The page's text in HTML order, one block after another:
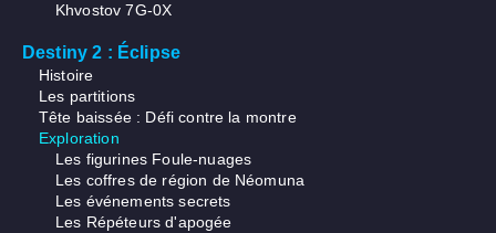
Khvostov 7G-0X
Destiny 2 : Éclipse
Histoire
Les partitions
Tête baissée : Défi contre la montre
Exploration
Les figurines Foule-nuages
Les coffres de région de Néomuna
Les événements secrets
Les Répéteurs d'apogée